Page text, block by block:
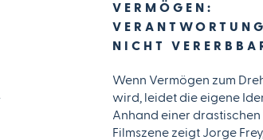
VERMÖGEN:
NICHT
Wenn Vermögen zum
wird, leidet die eigene
Anhand einer drastischen
Filmszene zeigt Jorge